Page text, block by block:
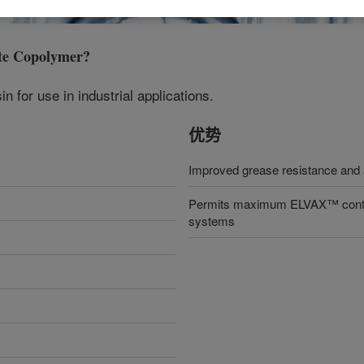
Copolymer?
for use in industrial applications.
优势
Improved grease resistance
Permits maximum ELVAX™
systems